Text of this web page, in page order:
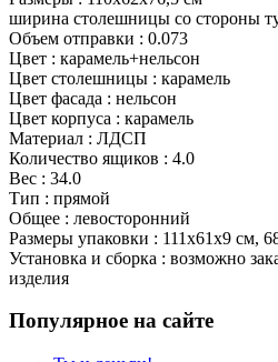
ширина столешницы со стороны
Объем отправки : 0.073
Цвет : карамель+нельсон
Цвет столешницы : карамель
Цвет фасада : нельсон
Цвет корпуса : карамель
Материал : ЛДСП
Количество ящиков : 4.0
Вес : 34.0
Тип : прямой
Общее : левосторонний
Размеры упаковки : 111х61х9 см,
Установка и сборка : возможно
изделия
Популярное на сайте